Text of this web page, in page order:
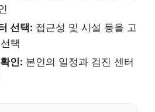
선택: 접근성 및 시설 등을 고
택
인: 본인의 일정과 검진 센터